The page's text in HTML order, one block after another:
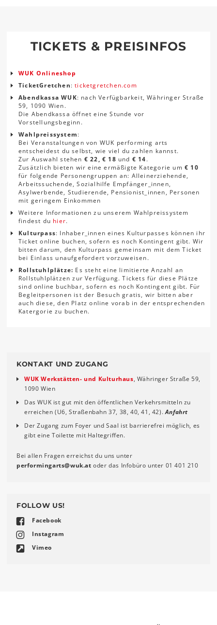
TICKETS & PREISINFOS
WUK Onlineshop
TicketGretchen:ticketgretchen.com
Abendkassa WUK: nach Verfügbarkeit, Währinger Straße
59, 1090 Wien.
Die Abendkassa öffnet eine Stunde vor
Vorstellungsbeginn.
Wahlpreissystem:
Bei Veranstaltungen von WUK performing arts
entscheidest du selbst, wie viel du zahlen kannst.
Zur Auswahl stehen € 22, € 18 und € 14.
Zusätzlich bieten wir eine ermäßigte Kategorie um€ 10
für folgende Personengruppen an: Alleinerziehende,
Arbeitssuchende, Sozialhilfe Empfänger_innen,
Asylwerbende, Studierende, Pensionist_innen, Personen
mit geringem Einkommen
Weitere Informationen zu unserem Wahlpreissystem
findest du hier.
Kulturpass: Inhaber_innen eines Kulturpasses können ihr
Ticket online buchen, sofern es noch Kontingent gibt. Wir
bitten darum, den Kulturpass gemeinsam mit dem Ticket
bei Einlass unaufgefordert vorzuweisen.
Rollstuhlplätze: Es steht eine limitierte Anzahl an
Rollstuhlplätzen zur Verfügung. Tickets für diese Plätze
sind online buchbar, sofern es noch Kontingent gibt. Für
Begleitpersonen ist der Besuch gratis, wir bitten aber
auch diese, den Platz online vorab in der entsprechenden
Katergorie zu buchen.
KONTAKT UND ZUGANG
WUK Werkstätten- und Kulturhaus, Währinger Straße 59,
1090 Wien
Das WUK ist gut mit den öffentlichen Verkehrsmitteln zu
erreichen (U6, Straßenbahn 37, 38, 40, 41, 42).Anfahrt
Der Zugang zum Foyer und Saal ist barrierefrei möglich, es
gibt eine Toilette mit Haltegriffen.
Bei allen Fragen erreichst du uns unter
performingarts@wuk.at oder das Infobüro unter 01 401 210
FOLLOW US!
Facebook
Instagram
Vimeo